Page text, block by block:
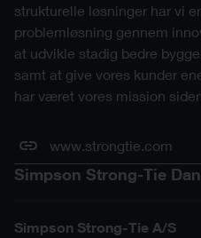
SKP ZIP
STL ZIP
strukturelle løsninger har vi
problemløsning gennem
at udvikle stadig bedre
samt at give vores kunder
har været vores mission
www.strongtie.com
Simpson Strong-Tie
Simpson Strong-Tie A/S